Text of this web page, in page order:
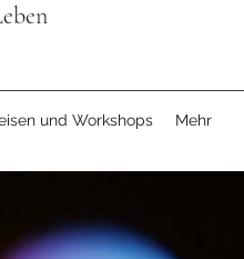
und Workshops Mehr